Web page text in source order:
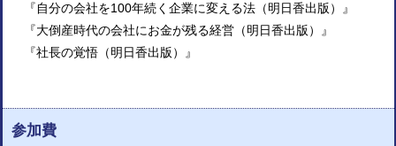
『自分の会社を100年続く企業に変える法（明日香出版）』
『大倒産時代の会社にお金が残る経営（明日香出版）』
『社長の覚悟（明日香出版）』
参加費